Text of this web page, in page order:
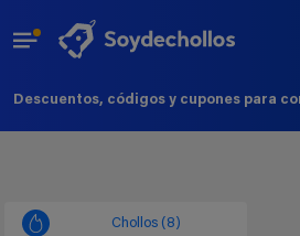
Chollos (8)